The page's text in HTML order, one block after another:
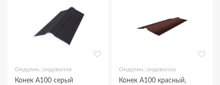
Ондулин, ондувилла
Конек А100 серый
Ондулин, ондувилла
Конек А100 красный,